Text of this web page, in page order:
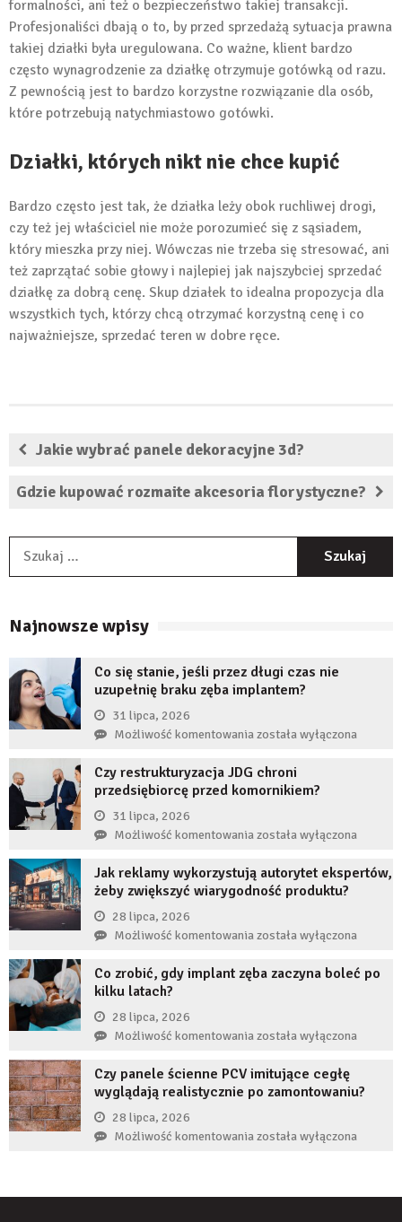
formalności, ani też o bezpieczeństwo takiej transakcji.
Profesjonaliści dbają o to, by przed sprzedażą sytuacja prawna
takiej działki była uregulowana. Co ważne, klient bardzo
często wynagrodzenie za działkę otrzymuje gotówką od razu.
Z pewnością jest to bardzo korzystne rozwiązanie dla osób,
które potrzebują natychmiastowo gotówki.
Działki, których nikt nie chce kupić
Bardzo często jest tak, że działka leży obok ruchliwej drogi,
czy też jej właściciel nie może porozumieć się z sąsiadem,
który mieszka przy niej. Wówczas nie trzeba się stresować, ani
też zaprzątać sobie głowy i najlepiej jak najszybciej sprzedać
działkę za dobrą cenę. Skup działek to idealna propozycja dla
wszystkich tych, którzy chcą otrzymać korzystną cenę i co
najważniejsze, sprzedać teren w dobre ręce.
Jakie wybrać panele dekoracyjne 3d?
Gdzie kupować rozmaite akcesoria florystyczne?
Najnowsze wpisy
Co się stanie, jeśli przez długi czas nie
uzupełnię braku zęba implantem?
31 lipca, 2026
Możliwość komentowaniaCo
stanie,
jeśli
długi
uzupełnię
implantem?
została wyłączona
Czy restrukturyzacja JDG chroni
przedsiębiorcę przed komornikiem?
31 lipca, 2026
Możliwość komentowaniaCzy
JDG
chroni
przed
komornikiem?
została wyłączona
Jak reklamy wykorzystują autorytet ekspertów,
żeby zwiększyć wiarygodność produktu?
28 lipca, 2026
Możliwość komentowaniaJak
wykorzystują
żeby
zwiększyć
wiarygodność
produktu?
została wyłączona
Co zrobić, gdy implant zęba zaczyna boleć po
kilku latach?
28 lipca, 2026
Możliwość komentowaniaCo
gdy
implant
zaczyna
została wyłączona
Czy panele ścienne PCV imitujące cegłę
wyglądają realistycznie po zamontowaniu?
28 lipca, 2026
Możliwość komentowaniaCzy
została wyłączona